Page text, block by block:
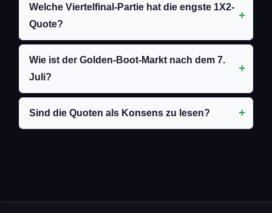
Welche Viertelfinal-Partie hat die engste 1X2-
Quote?
Wie ist der Golden-Boot-Markt nach dem 7.
Juli?
Sind die Quoten als Konsens zu lesen?